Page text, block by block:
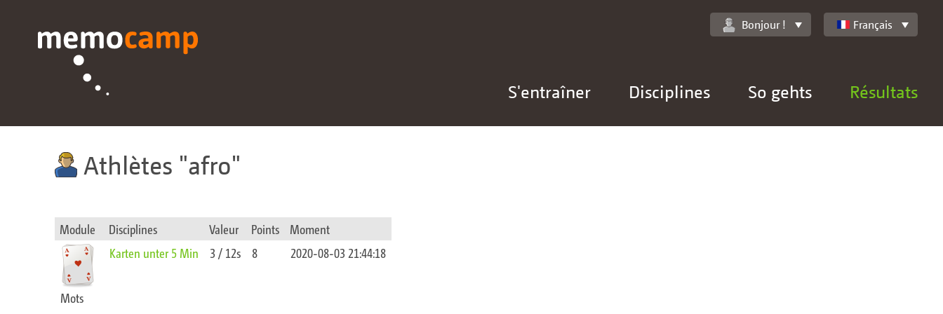
S'entraîner Disciplines So gehts Résultats
Bonjour ! Français
Athlètes afro
Module Disciplines Valeur Points Moment
Mots
Karten unter 5 Min 3 / 12s 8 2020-08-03 21:44:18